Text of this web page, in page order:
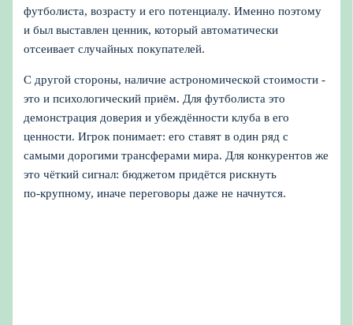
футболиста, возрасту и его потенциалу. Именно поэтому
и был выставлен ценник, который автоматически
отсеивает случайных покупателей.
С другой стороны, наличие астрономической стоимости -
это и психологический приём. Для футболиста это
демонстрация доверия и убеждённости клуба в его
ценности. Игрок понимает: его ставят в один ряд с
самыми дорогими трансферами мира. Для конкурентов же
это чёткий сигнал: бюджетом придётся рискнуть
по‑крупному, иначе переговоры даже не начнутся.